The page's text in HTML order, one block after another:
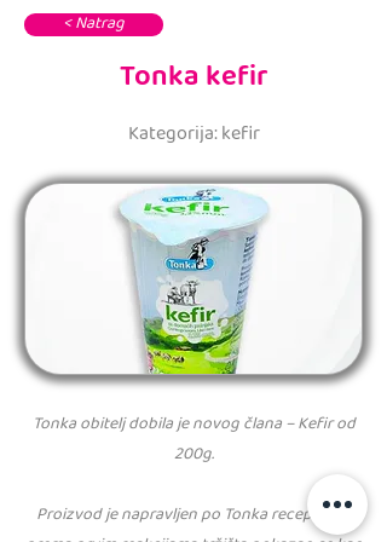
< Natrag
Tonka kefir
Kategorija: kefir
Tonka obitelj dobila je novog člana – Kefir od
200g.
Proizvod je napravljen po Tonka recepturi, a